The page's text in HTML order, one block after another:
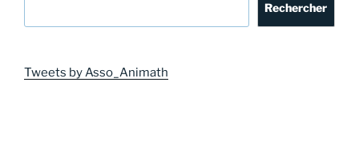
Rechercher
Tweets by Asso_Animath